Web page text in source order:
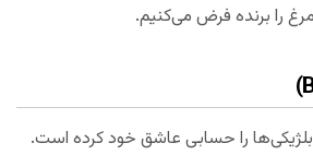
را برنده فرض می‌کنیم.
بلژیکی‌ها را حسابی عاشق خود کرده است.